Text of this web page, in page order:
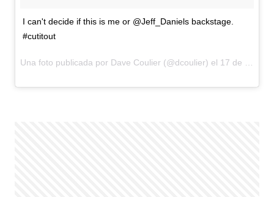
I can't decide if this is me or @Jeff_Daniels backstage.
#cutitout
Una foto publicada por Dave Coulier (@dcoulier) el 17 de Jul de 2015 a la(s) 9:01 PDT